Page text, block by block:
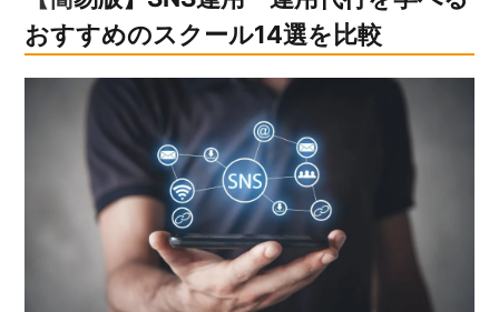
おすすめのスクール14選を比較